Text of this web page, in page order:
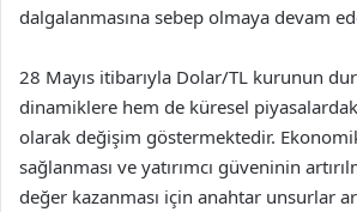
dalgalanmasına sebep olmaya devam
28 Mayıs itibarıyla Dolar/TL kurunun
dinamiklere hem de küresel
olarak değişim göstermektedir.
sağlanması ve yatırımcı güveninin
değer kazanması için anahtar unsurlar